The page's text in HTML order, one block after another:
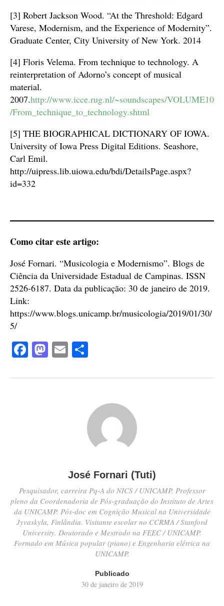
[3] Robert Jackson Wood. “At the Threshold: Edgard
Varese, Modernism, and the Experience of Modernity”.
Graduate Center, City University of New York. 2014
[4] Floris Velema. From technique to technology. A
reinterpretation of Adorno’s concept of musical
material.
2007.http://www.icce.rug.nl/~soundscapes/VOLUME10
/From_technique_to_technology.shtml
[5] THE BIOGRAPHICAL DICTIONARY OF IOWA.
University of Iowa Press Digital Editions. Seashore,
Carl Emil.
http://uipress.lib.uiowa.edu/bdi/DetailsPage.aspx?
id=332
Como citar este artigo:
José Fornari. “Musicologia e Modernismo”. Blogs de
Ciência da Universidade Estadual de Campinas. ISSN
2526-6187. Data da publicação: 30 de janeiro de 2019.
Link:
https://www.blogs.unicamp.br/musicologia/2019/01/30/
5/
Fa
bo
M
to
E
ailre
José Fornari (Tuti)
Pesquisador, carreira Pq-A do NICS / UNICAMP. Professor
pleno da Coordenadoria de Pós-graduação do Instituto de Artes
da UNICAMP. Pós-doc em Cognição Musical na Universidade
Jyvaskyla, Finlândia. Visitante escolar no CCRMA / Stanford
University. Doutorado e Mestrado na FEEC / UNICAMP.
Formado em Música popular (piano) e Engenharia elétrica na
UNICAMP.
Publicado
30 de janeiro de 2019